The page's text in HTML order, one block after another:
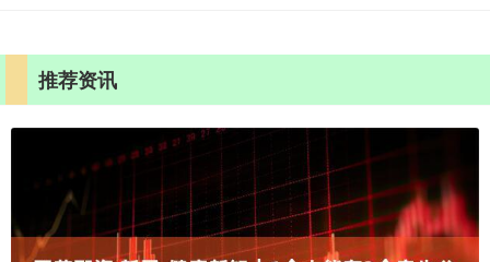
推荐资讯